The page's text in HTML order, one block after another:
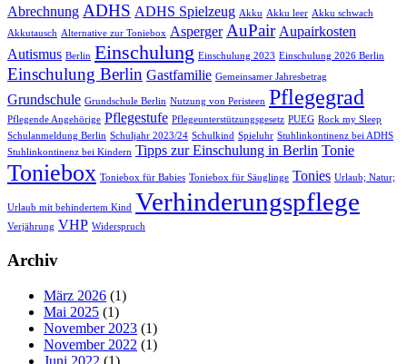
Abrechnung ADHS ADHS Spielzeug Akku Akku leer Akku schwach
Akkutausch Alternative zur Toniebox Asperger AuPair Aupairkosten
Autismus Berlin Einschulung Einschulung 2023 Einschulung 2026 Berlin
Einschulung Berlin Gastfamilie Gemeinsamer Jahresbetrag
Grundschule Grundschule Berlin Nutzung von Peristeen Pflegegrad
Pflegende Angehörige Pflegestufe Pflegeunterstützungsgesetz PUEG Rock my Sleep
Schulanmeldung Berlin Schuljahr 2023/24 Schulkind Spieluhr Stuhlinkontinenz bei ADHS
Stuhlinkontinenz bei Kindern Tipps zur Einschulung in Berlin Tonie
Toniebox Toniebox für Babies Toniebox für Säuglinge Tonies Urlaub; Natur;
Urlaub mit behindertem Kind Verhinderungspflege
Verjährung VHP Widerspruch
Archiv
März 2026 (1)
Mai 2025 (1)
November 2023 (1)
November 2022 (1)
Juni 2022 (1)